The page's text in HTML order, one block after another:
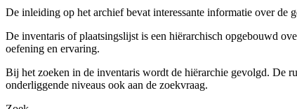
De inleiding op het archief bevat interessante informatie over de
De inventaris of plaatsingslijst is een hiërarchisch opgebouwd
oefening en ervaring.
Bij het zoeken in de inventaris wordt de hiërarchie gevolgd. De
onderliggende niveaus ook aan de zoekvraag.